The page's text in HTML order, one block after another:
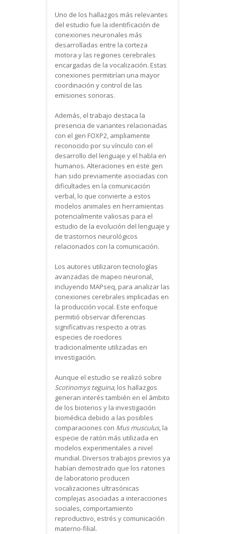
Uno de los hallazgos más relevantes
del estudio fue la identificación de
conexiones neuronales más
desarrolladas entre la corteza
motora y las regiones cerebrales
encargadas de la vocalización. Estas
conexiones permitirían una mayor
coordinación y control de las
emisiones sonoras.
Además, el trabajo destaca la
presencia de variantes relacionadas
con el gen FOXP2, ampliamente
reconocido por su vínculo con el
desarrollo del lenguaje y el habla en
humanos. Alteraciones en este gen
han sido previamente asociadas con
dificultades en la comunicación
verbal, lo que convierte a estos
modelos animales en herramientas
potencialmente valiosas para el
estudio de la evolución del lenguaje y
de trastornos neurológicos
relacionados con la comunicación.
Los autores utilizaron tecnologías
avanzadas de mapeo neuronal,
incluyendo MAPseq, para analizar las
conexiones cerebrales implicadas en
la producción vocal. Este enfoque
permitió observar diferencias
significativas respecto a otras
especies de roedores
tradicionalmente utilizadas en
investigación.
Aunque el estudio se realizó sobre
Scotinomys teguina, los hallazgos
generan interés también en el ámbito
de los bioterios y la investigación
biomédica debido a las posibles
comparaciones con Mus musculus, la
especie de ratón más utilizada en
modelos experimentales a nivel
mundial. Diversos trabajos previos ya
habían demostrado que los ratones
de laboratorio producen
vocalizaciones ultrasónicas
complejas asociadas a interacciones
sociales, comportamiento
reproductivo, estrés y comunicación
materno-filial.